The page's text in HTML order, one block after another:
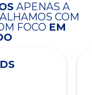
APENAS A
COM
FOCO EM